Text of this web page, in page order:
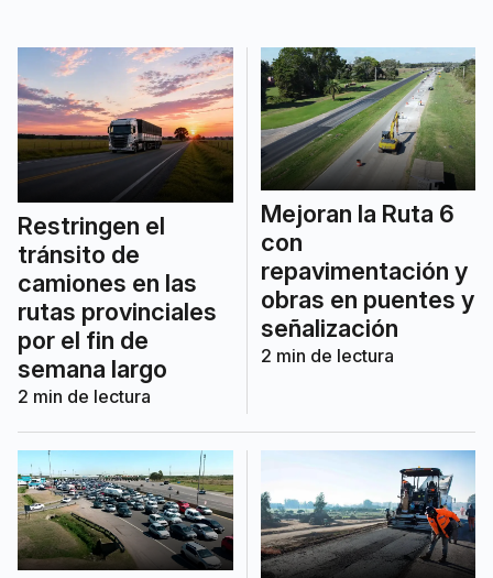
Restringen el
tránsito de
camiones en las
rutas provinciales
por el fin de
semana largo
2 min de lectura
Mejoran la Ruta 6
con
repavimentación y
obras en puentes y
señalización
2 min de lectura